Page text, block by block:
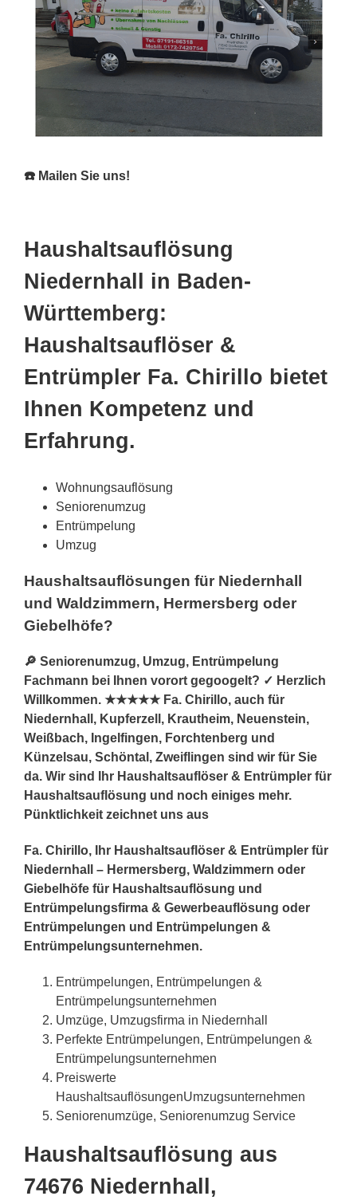
☎️ Mailen Sie uns!
Haushaltsauflösung
Niedernhall in Baden-
Württemberg:
Haushaltsauflöser &
Entrümpler Fa. Chirillo bietet
Ihnen Kompetenz und
Erfahrung.
Wohnungsauflösung
Seniorenumzug
Entrümpelung
Umzug
Haushaltsauflösungen für Niedernhall
und Waldzimmern, Hermersberg oder
Giebelhöfe?
🔎 Seniorenumzug, Umzug, Entrümpelung
Fachmann bei Ihnen vorort gegoogelt? ✓ Herzlich
Willkommen. ★★★★★ Fa. Chirillo, auch für
Niedernhall, Kupferzell, Krautheim, Neuenstein,
Weißbach, Ingelfingen, Forchtenberg und
Künzelsau, Schöntal, Zweiflingen sind wir für Sie
da. Wir sind Ihr Haushaltsauflöser & Entrümpler für
Haushaltsauflösung und noch einiges mehr.
Pünktlichkeit zeichnet uns aus
Fa. Chirillo, Ihr Haushaltsauflöser & Entrümpler für
Niedernhall – Hermersberg, Waldzimmern oder
Giebelhöfe für Haushaltsauflösung und
Entrümpelungsfirma & Gewerbeauflösung oder
Entrümpelungen und Entrümpelungen &
Entrümpelungsunternehmen.
Entrümpelungen, Entrümpelungen &
Entrümpelungsunternehmen
Umzüge, Umzugsfirma in Niedernhall
Perfekte Entrümpelungen, Entrümpelungen &
Entrümpelungsunternehmen
Preiswerte
HaushaltsauflösungenUmzugsunternehmen
Seniorenumzüge, Seniorenumzug Service
Haushaltsauflösung aus
74676 Niedernhall,